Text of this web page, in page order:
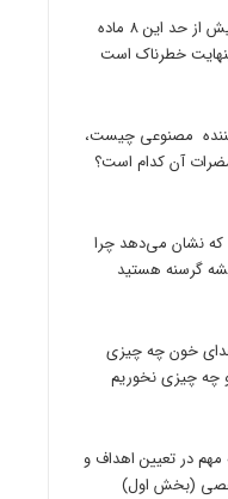
مصرف بیش از حد این 8 ماده
خطرناک است
مصنوعی چیست،
آن کدام است؟
که نشان می‌دهد چرا
گرسنه هستید
خون چه چیزی
چه چیزی نخوریم
مهم در تعیین اهداف و
(بخش اول)